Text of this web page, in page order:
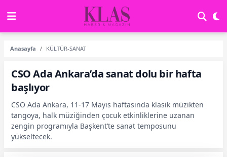
Anasayfa KÜLTÜR-SANAT
CSO Ada Ankara’da sanat dolu bir hafta
başlıyor
CSO Ada Ankara, 11-17 Mayıs haftasında klasik müzikten
tangoya, halk müziğinden çocuk etkinliklerine uzanan
zengin programıyla Başkent’te sanat temposunu
yükseltecek.